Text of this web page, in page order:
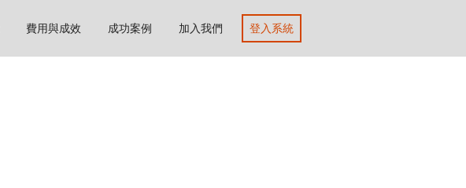
費用與成效 成功案例 加入我們 登入系統